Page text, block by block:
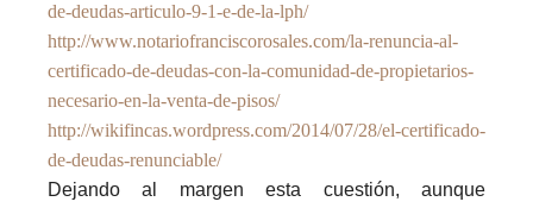
de-deudas-articulo-9-1-e-de-la-lph/
http://www.notariofranciscorosales.com/la-renuncia-al-
certificado-de-deudas-con-la-comunidad-de-propietarios-
necesario-en-la-venta-de-pisos/
http://wikifincas.wordpress.com/2014/07/28/el-certificado-
de-deudas-renunciable/
Dejando al margen esta cuestión, aunque